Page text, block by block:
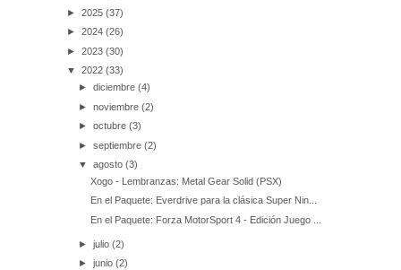
► 2025 (37)
► 2024 (26)
► 2023 (30)
▼ 2022 (33)
►diciembre(4)
►noviembre(2)
►octubre(3)
►septiembre(2)
▼agosto(3)
Xogo - Lembranzas: Metal Gear Solid (PSX)
En el Paquete: Everdrive para la clásica Super Nin...
En el Paquete: Forza MotorSport 4 - Edición Juego ...
►julio(2)
►junio(2)